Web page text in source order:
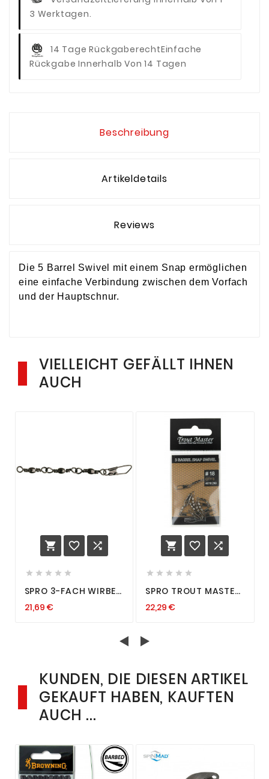
3 Werktagen.
14 Tage RückgaberechtEinfache
Rückgabe Innerhalb Von 14 Tagen
Beschreibung
Artikeldetails
Reviews
Die 5 Barrel Swivel mit einem Snap ermöglichen
eine einfache Verbindung zwischen dem Vorfach
und der Hauptschnur.
VIELLEICHT GEFÄLLT IHNEN
AUCH
  
    
SPRO 3-FACH WIRBEL
JOINTED
21,69 €
  
    
SPRO TROUT MASTER
SWIVEL WIRBEL 12 14
22,29 €
KUNDEN, DIE DIESEN ARTIKEL
GEKAUFT HABEN, KAUFTEN
AUCH ...